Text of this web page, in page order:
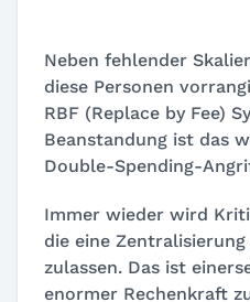
Neben fehlender
diese Personen
RBF (Replace by Fee)
Beanstandung ist das
Double-Spending-
Immer wieder wird
die eine
zulassen. Das ist
enormer Rechenkraft